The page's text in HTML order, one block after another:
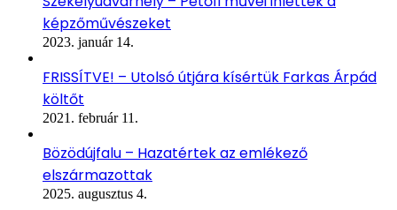
képzőművészeket
2023. január 14.
FRISSÍTVE! – Utolsó útjára kísértük Farkas Árpád
költőt
2021. február 11.
Bözödújfalu – Hazatértek az emlékező
elszármazottak
2025. augusztus 4.